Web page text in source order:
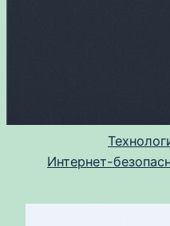
Интернет-